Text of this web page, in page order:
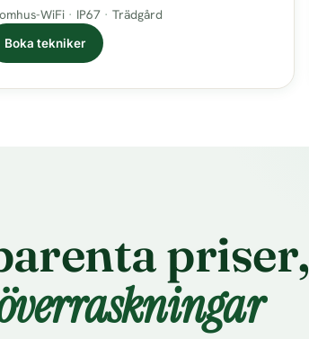
WiFi IP67 Trädgård
Boka tekniker
priser,